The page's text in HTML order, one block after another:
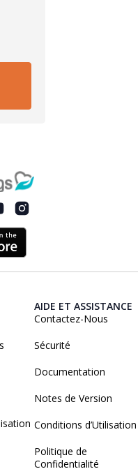
AIDE ET ASSISTANCE
Contactez-Nous
Sécurité
Documentation
Notes de Version
Conditions d’Utilisation
Politique de
Confidentialité